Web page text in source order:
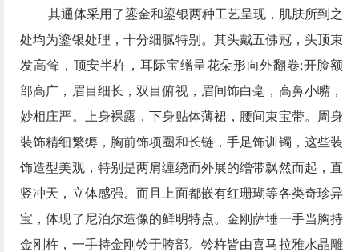
其通体采用了鎏金和鎏银两种工艺呈现，肌肤所到之
处均为鎏银处理，十分细腻特别。其头戴五佛冠，头顶束
发高耸，顶安半杵，耳际宝缯呈花朵形向外翻卷;开脸额
部高广，眉目细长，双目俯视，眉间饰白毫，高鼻小嘴，
妙相庄严。上身裸露，下身贴体薄裙，腰间束宝带。周身
装饰精细繁缛，胸前饰项圈和长链，手足饰训镯，这些装
饰造型美观，特别是两肩缠绕而外展的缯带飘然而起，直
竖冲天，立体感强。而且上面都嵌有红珊瑚等各类奇珍异
宝，体现了尼泊尔造像的鲜明特点。金刚萨埵一手当胸持
金刚杵，一手持金刚铃于胯部。铃杵皆由喜马拉雅水晶雕